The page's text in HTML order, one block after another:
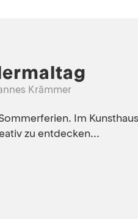
Krämmer
Im
zu entdecken...